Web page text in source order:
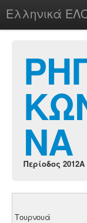
Ελληνικά
chesstu.be @ discord
LoginΝΑ
Περίοδος 2012A
Τουρνουά